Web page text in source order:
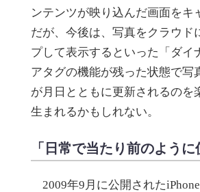
ンテンツが映り込んだ画面を
だが、今後は、写真をクラウド
プして表示するといった「ダ
アタグの機能が残った状態で写
が月日とともに更新されるの
生まれるかもしれない。
「日常で当たり前のよう
2009年9月に公開された